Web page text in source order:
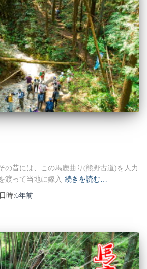
の昔には、この馬鹿曲り(熊野古道)を人力
渡って当地に嫁入 続きを読む…
時:6年前